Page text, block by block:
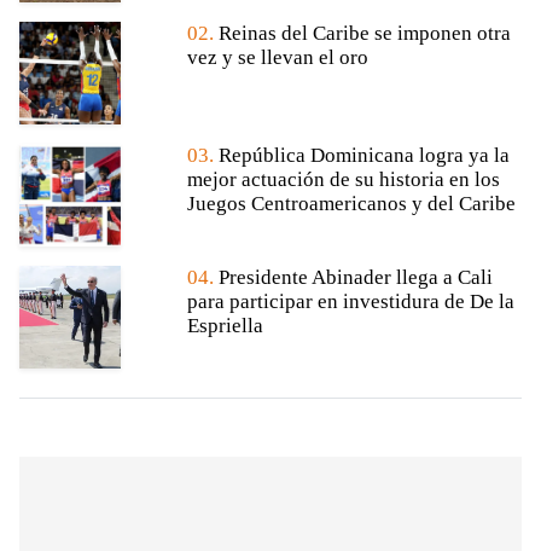
02. Reinas del Caribe se imponen otra
vez y se llevan el oro
03. República Dominicana logra ya la
mejor actuación de su historia en los
Juegos Centroamericanos y del Caribe
04. Presidente Abinader llega a Cali
para participar en investidura de De la
Espriella